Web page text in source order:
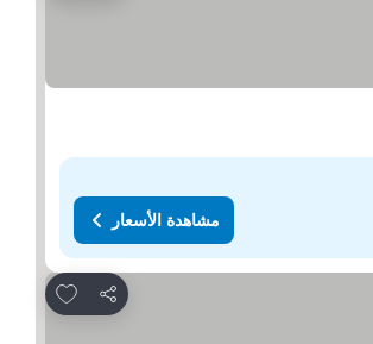
مشاهدة الأسعار
مشاركة
Add to favorites